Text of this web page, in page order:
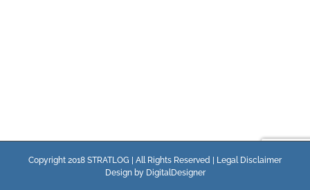
Copyright 2018 STRATLOG | All Rights Reserved |
Legal Disclaimer
Design by DigitalDesigner